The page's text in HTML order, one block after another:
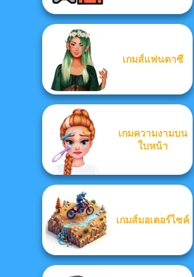
เกมส์แฟนตาซี
เกมความงามบน
ใบหน้า
เกมส์มอเตอร์ไซค์